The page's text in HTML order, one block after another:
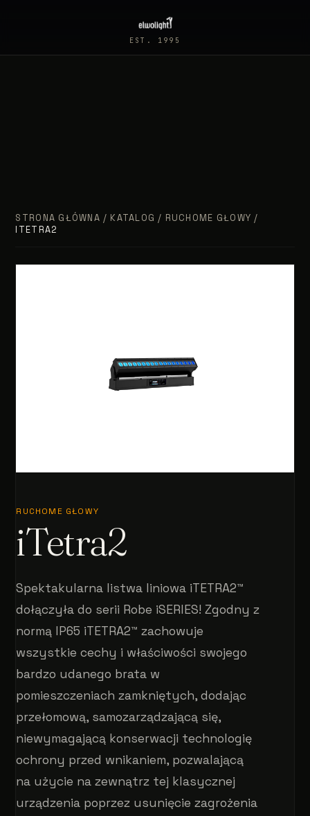
EST. 1995
STRONA GŁÓWNA / KATALOG / RUCHOME GŁOWY /
ITETRA2
RUCHOME GŁOWY
iTetra2
Spektakularna listwa liniowa iTETRA2™
dołączyła do serii Robe iSERIES! Zgodny z
normą IP65 iTETRA2™ zachowuje
wszystkie cechy i właściwości swojego
bardzo udanego brata w
pomieszczeniach zamkniętych, dodając
przełomową, samozarządzającą się,
niewymagającą konserwacji technologię
ochrony przed wnikaniem, pozwalającą
na użycie na zewnątrz tej klasycznej
urządzenia poprzez usunięcie zagrożenia